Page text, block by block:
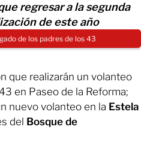
regresar a la segunda
de este año
de los padres de los 43
que realizarán un volanteo
en Paseo de la Reforma;
nuevo volanteo en la Estela
del Bosque de